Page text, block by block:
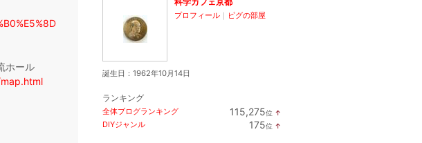
ホール
プロフィール ｜ ピグの部屋
誕生日： 1962年10月14日
ランキング
全体ブログランキング 115,275位 ↑
DIYジャンル 175位 ↑